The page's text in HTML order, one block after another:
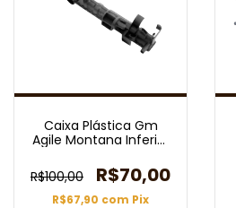
Caixa Plástica Gm
Agile Montana Inferior
R$100,00
R$70,00
R$67,90 com Pix